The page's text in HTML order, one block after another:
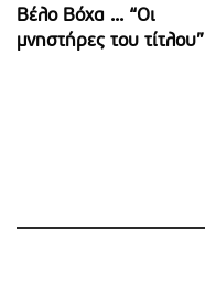
Βέλο Βόχα ... “Οι
μνηστήρες του τίτλου”